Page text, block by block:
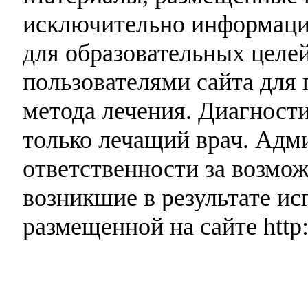
исключительно
для образовательных
пользователями сайта
метода лечения.
только лечащий врач.
ответственности за
возникшие в результате
размещенной на сайте